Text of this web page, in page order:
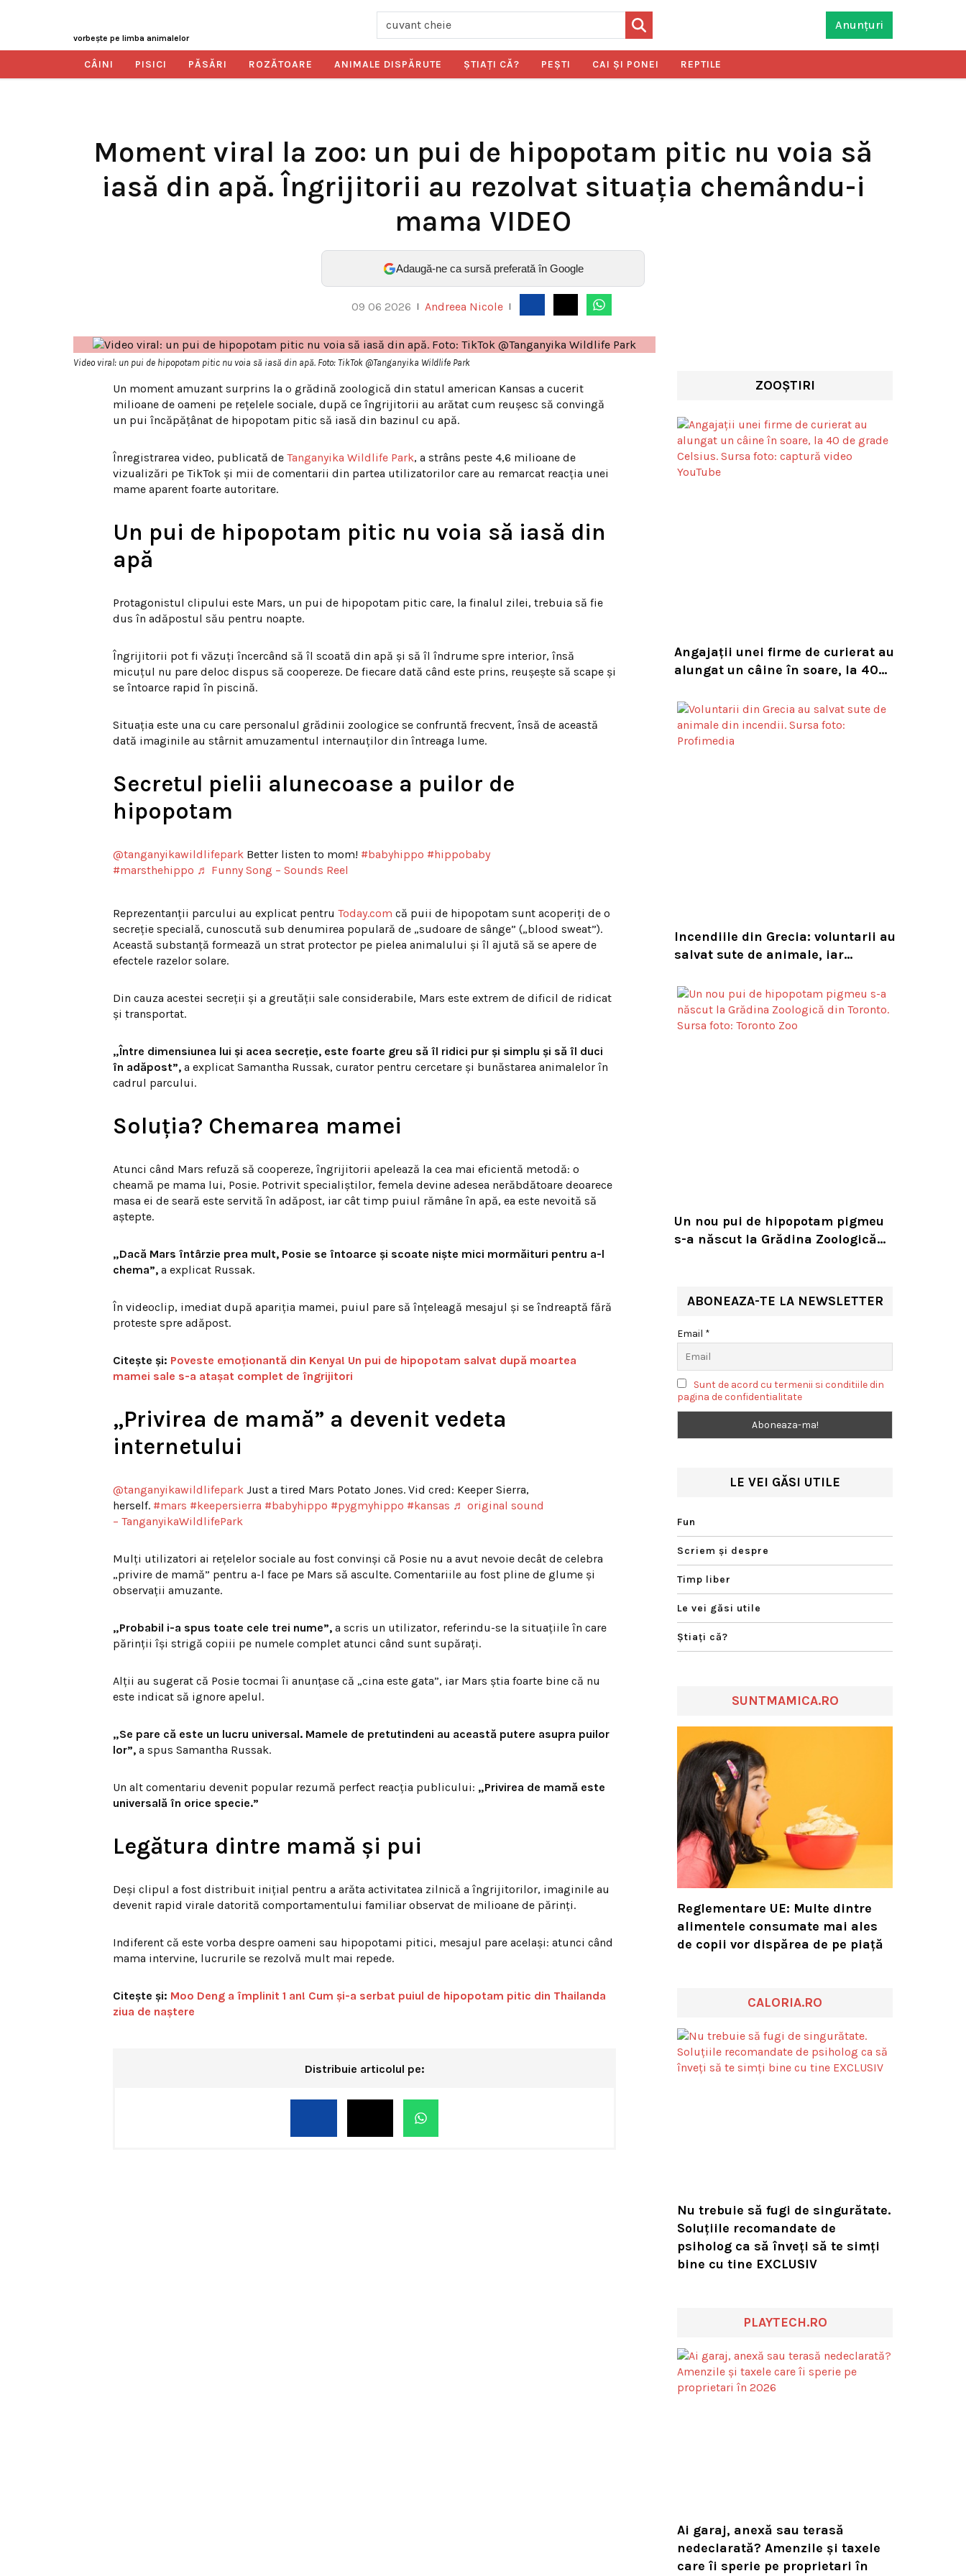
vorbeşte pe limba animalelor
Anunțuri
CÂINI PISICI PĂSĂRI ROZĂTOARE ANIMALE DISPĂRUTE ŞTIAŢI CĂ? PEŞTI CAI ŞI PONEI REPTILE
Moment viral la zoo: un pui de hipopotam pitic nu voia să
iasă din apă. Îngrijitorii au rezolvat situația chemându-i
mama VIDEO
Adaugă-ne ca sursă preferată în Google
09 06 2026 Andreea Nicole
Video viral: un pui de hipopotam pitic nu voia să iasă din apă. Foto: TikTok @Tanganyika Wildlife Park
Un moment amuzant surprins la o grădină zoologică din statul american Kansas a cucerit
milioane de oameni pe rețelele sociale, după ce îngrijitorii au arătat cum reușesc să convingă
un pui încăpățânat de hipopotam pitic să iasă din bazinul cu apă.
Înregistrarea video, publicată de Tanganyika Wildlife Park, a strâns peste 4,6 milioane de
vizualizări pe TikTok și mii de comentarii din partea utilizatorilor care au remarcat reacția unei
mame aparent foarte autoritare.
Un pui de hipopotam pitic nu voia să iasă din
apă
Protagonistul clipului este Mars, un pui de hipopotam pitic care, la finalul zilei, trebuia să fie
dus în adăpostul său pentru noapte.
Îngrijitorii pot fi văzuți încercând să îl scoată din apă și să îl îndrume spre interior, însă
micuțul nu pare deloc dispus să coopereze. De fiecare dată când este prins, reușește să scape și
se întoarce rapid în piscină.
Situația este una cu care personalul grădinii zoologice se confruntă frecvent, însă de această
dată imaginile au stârnit amuzamentul internauților din întreaga lume.
Secretul pielii alunecoase a puilor de
hipopotam
@tanganyikawildlifepark Better listen to mom! #babyhippo #hippobaby
#marsthehippo ♬ Funny Song – Sounds Reel
Reprezentanții parcului au explicat pentru Today.com că puii de hipopotam sunt acoperiți de o
secreție specială, cunoscută sub denumirea populară de „sudoare de sânge” („blood sweat”).
Această substanță formează un strat protector pe pielea animalului și îl ajută să se apere de
efectele razelor solare.
Din cauza acestei secreții și a greutății sale considerabile, Mars este extrem de dificil de ridicat
și transportat.
„Între dimensiunea lui și acea secreție, este foarte greu să îl ridici pur și simplu și să îl duci
în adăpost”, a explicat Samantha Russak, curator pentru cercetare și bunăstarea animalelor în
cadrul parcului.
Soluția? Chemarea mamei
Atunci când Mars refuză să coopereze, îngrijitorii apelează la cea mai eficientă metodă: o
cheamă pe mama lui, Posie. Potrivit specialiștilor, femela devine adesea nerăbdătoare deoarece
masa ei de seară este servită în adăpost, iar cât timp puiul rămâne în apă, ea este nevoită să
aștepte.
„Dacă Mars întârzie prea mult, Posie se întoarce și scoate niște mici mormăituri pentru a-l
chema”, a explicat Russak.
În videoclip, imediat după apariția mamei, puiul pare să înțeleagă mesajul și se îndreaptă fără
proteste spre adăpost.
Citește și: Poveste emoționantă din Kenya! Un pui de hipopotam salvat după moartea
mamei sale s-a atașat complet de îngrijitori
„Privirea de mamă” a devenit vedeta
internetului
@tanganyikawildlifepark Just a tired Mars Potato Jones. Vid cred: Keeper Sierra,
herself. #mars #keepersierra #babyhippo #pygmyhippo #kansas ♬ original sound
– TanganyikaWildlifePark
Mulți utilizatori ai rețelelor sociale au fost convinși că Posie nu a avut nevoie decât de celebra
„privire de mamă” pentru a-l face pe Mars să asculte. Comentariile au fost pline de glume și
observații amuzante.
„Probabil i-a spus toate cele trei nume”, a scris un utilizator, referindu-se la situațiile în care
părinții își strigă copiii pe numele complet atunci când sunt supărați.
Alții au sugerat că Posie tocmai îi anunțase că „cina este gata”, iar Mars știa foarte bine că nu
este indicat să ignore apelul.
„Se pare că este un lucru universal. Mamele de pretutindeni au această putere asupra puilor
lor”, a spus Samantha Russak.
Un alt comentariu devenit popular rezumă perfect reacția publicului: „Privirea de mamă este
universală în orice specie.”
Legătura dintre mamă și pui
Deși clipul a fost distribuit inițial pentru a arăta activitatea zilnică a îngrijitorilor, imaginile au
devenit rapid virale datorită comportamentului familiar observat de milioane de părinți.
Indiferent că este vorba despre oameni sau hipopotami pitici, mesajul pare același: atunci când
mama intervine, lucrurile se rezolvă mult mai repede.
Citește și: Moo Deng a împlinit 1 an! Cum și-a serbat puiul de hipopotam pitic din Thailanda
ziua de naștere
Distribuie articolul pe:
ZOOȘTIRI
Angajații unei firme de curierat au
alungat un câine în soare, la 40
concediat și caută acum animalul
Incendiile din Grecia: voluntarii au
salvat sute de animale, iar
de intervenție
Un nou pui de hipopotam pigmeu
s-a născut la Grădina Zoologică
ABONEAZA-TE LA NEWSLETTER
Email *
Sunt de acord cu termenii si conditiile din
pagina de confidentialitate
LE VEI GĂSI UTILE
Fun
Scriem şi despre
Timp liber
Le vei găsi utile
Ştiaţi că?
SUNTMAMICA.RO
Reglementare UE: Multe dintre
alimentele consumate mai ales
de copii vor dispărea de pe piață
CALORIA.RO
Nu trebuie să fugi de singurătate.
Soluțiile recomandate de
psiholog ca să înveți să te simți
bine cu tine EXCLUSIV
PLAYTECH.RO
Ai garaj, anexă sau terasă
nedeclarată? Amenzile și taxele
care îi sperie pe proprietari în